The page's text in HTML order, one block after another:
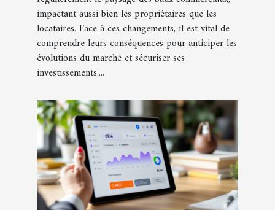
impactant aussi bien les propriétaires que les
locataires. Face à ces changements, il est vital de
comprendre leurs conséquences pour anticiper les
évolutions du marché et sécuriser ses
investissements....